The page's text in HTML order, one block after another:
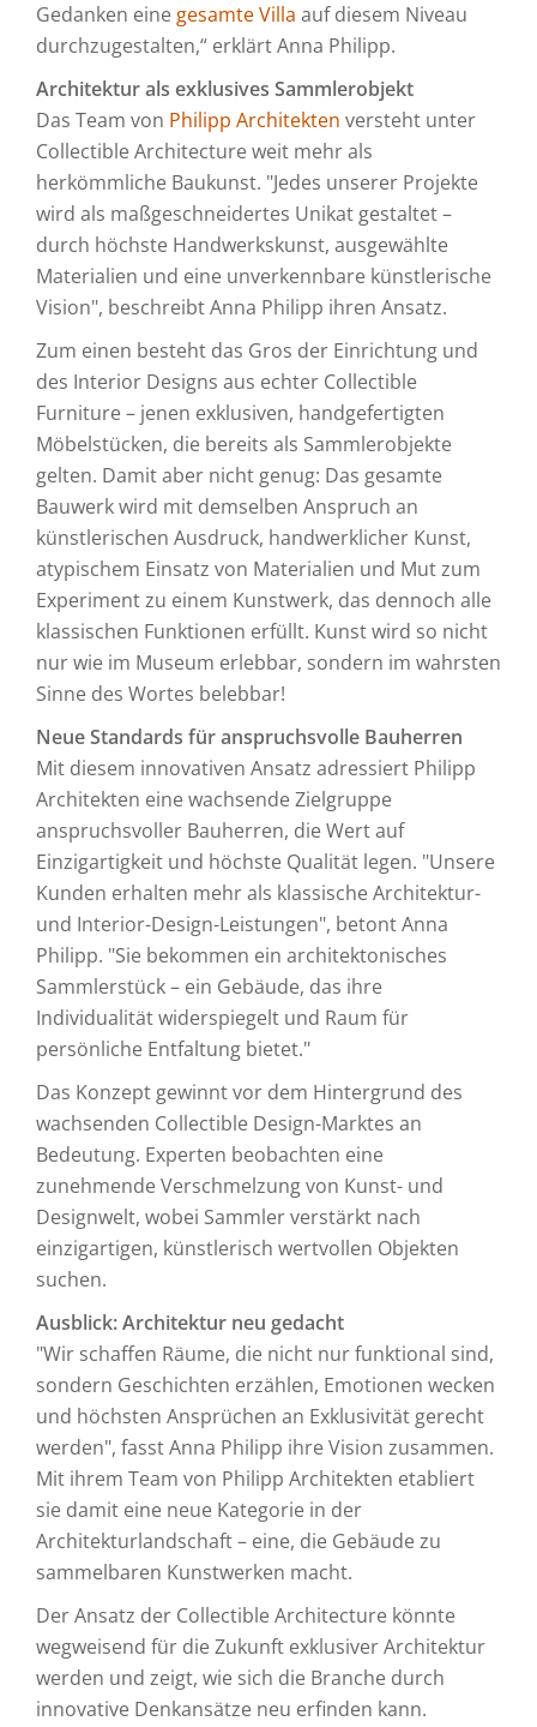
Gedanken eine gesamte Villa auf diesem Niveau
durchzugestalten,“ erklärt Anna Philipp.
Architektur als exklusives Sammlerobjekt
Das Team von Philipp Architekten versteht unter
Collectible Architecture weit mehr als
herkömmliche Baukunst. "Jedes unserer Projekte
wird als maßgeschneidertes Unikat gestaltet –
durch höchste Handwerkskunst, ausgewählte
Materialien und eine unverkennbare künstlerische
Vision", beschreibt Anna Philipp ihren Ansatz.
Zum einen besteht das Gros der Einrichtung und
des Interior Designs aus echter Collectible
Furniture – jenen exklusiven, handgefertigten
Möbelstücken, die bereits als Sammlerobjekte
gelten. Damit aber nicht genug: Das gesamte
Bauwerk wird mit demselben Anspruch an
künstlerischen Ausdruck, handwerklicher Kunst,
atypischem Einsatz von Materialien und Mut zum
Experiment zu einem Kunstwerk, das dennoch alle
klassischen Funktionen erfüllt. Kunst wird so nicht
nur wie im Museum erlebbar, sondern im wahrsten
Sinne des Wortes belebbar!
Neue Standards für anspruchsvolle Bauherren
Mit diesem innovativen Ansatz adressiert Philipp
Architekten eine wachsende Zielgruppe
anspruchsvoller Bauherren, die Wert auf
Einzigartigkeit und höchste Qualität legen. "Unsere
Kunden erhalten mehr als klassische Architektur-
und Interior-Design-Leistungen", betont Anna
Philipp. "Sie bekommen ein architektonisches
Sammlerstück – ein Gebäude, das ihre
Individualität widerspiegelt und Raum für
persönliche Entfaltung bietet."
Das Konzept gewinnt vor dem Hintergrund des
wachsenden Collectible Design-Marktes an
Bedeutung. Experten beobachten eine
zunehmende Verschmelzung von Kunst- und
Designwelt, wobei Sammler verstärkt nach
einzigartigen, künstlerisch wertvollen Objekten
suchen.
Ausblick: Architektur neu gedacht
"Wir schaffen Räume, die nicht nur funktional sind,
sondern Geschichten erzählen, Emotionen wecken
und höchsten Ansprüchen an Exklusivität gerecht
werden", fasst Anna Philipp ihre Vision zusammen.
Mit ihrem Team von Philipp Architekten etabliert
sie damit eine neue Kategorie in der
Architekturlandschaft – eine, die Gebäude zu
sammelbaren Kunstwerken macht.
Der Ansatz der Collectible Architecture könnte
wegweisend für die Zukunft exklusiver Architektur
werden und zeigt, wie sich die Branche durch
innovative Denkansätze neu erfinden kann.